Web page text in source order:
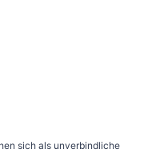
sich als unverbindliche